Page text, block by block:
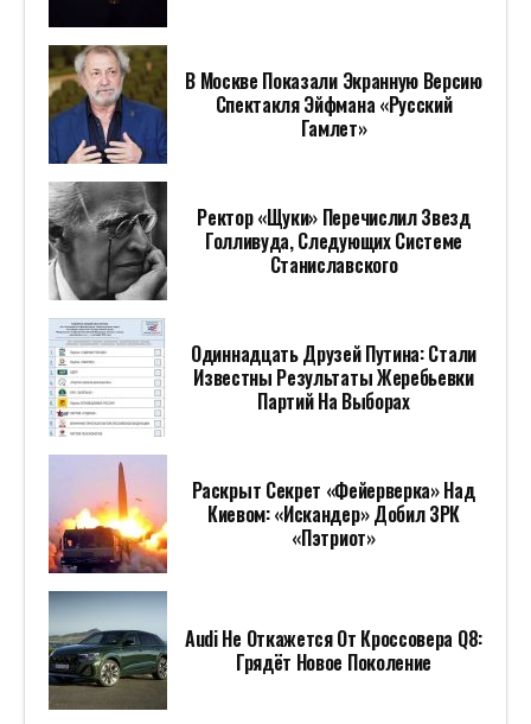
В Москве Показали Экранную Версию
Спектакля Эйфмана «Русский
Гамлет»
Ректор «Щуки» Перечислил Звезд
Голливуда, Следующих Системе
Станиславского
Одиннадцать Друзей Путина: Стали
Известны Результаты Жеребьевки
Партий На Выборах
Раскрыт Секрет «фейерверка» Над
Киевом: «Искандер» Добил ЗРК
«Пэтриот»
Audi Не Откажется От Кроссовера Q8:
Грядёт Новое Поколение